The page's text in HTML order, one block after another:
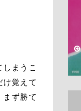
まうこ
け覚えて
まず勝て